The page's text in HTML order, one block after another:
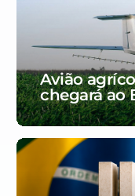
Avião
chegará ao